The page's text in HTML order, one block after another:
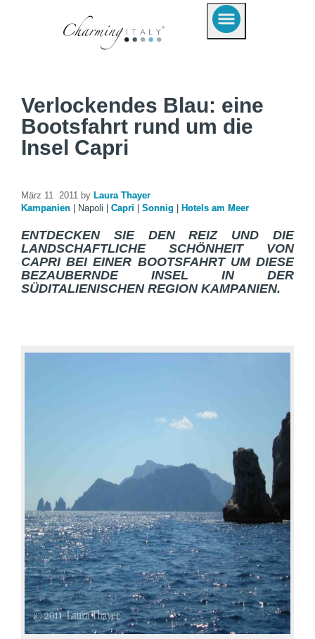
Verlockendes Blau: eine
Bootsfahrt rund um die
Insel Capri
März 11 2011 by Laura Thayer
Kampanien
Napoli Capri Sonnig Hotels am Meer
ENTDECKEN SIE DEN REIZ UND DIE
LANDSCHAFTLICHE SCHÖNHEIT VON
CAPRI BEI EINER BOOTSFAHRT UM DIESE
BEZAUBERNDE INSEL IN DER
SÜDITALIENISCHEN REGION KAMPANIEN.